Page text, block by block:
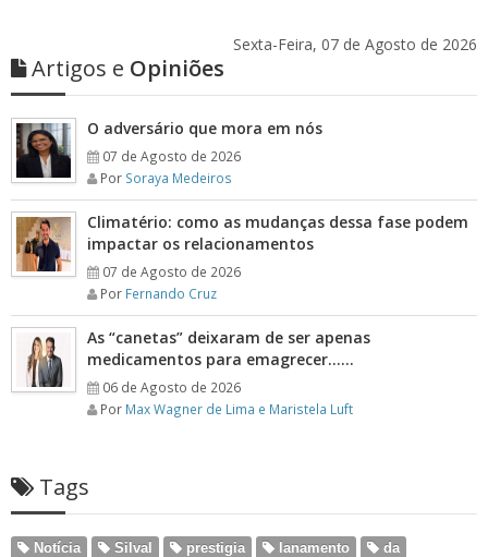
Sexta-Feira, 07 de Agosto de 2026
Artigos e Opiniões
O adversário que mora em nós
07 de Agosto de 2026
Por Soraya Medeiros
Climatério: como as mudanças dessa fase podem
impactar os relacionamentos
07 de Agosto de 2026
Por Fernando Cruz
As “canetas” deixaram de ser apenas
medicamentos para emagrecer……
06 de Agosto de 2026
Por Max Wagner de Lima e Maristela Luft
Tags
Notícia Silval prestigia lanamento
da